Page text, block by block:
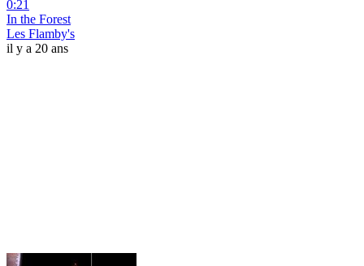
0:21
In the Forest
Les Flamby's
il y a 20 ans